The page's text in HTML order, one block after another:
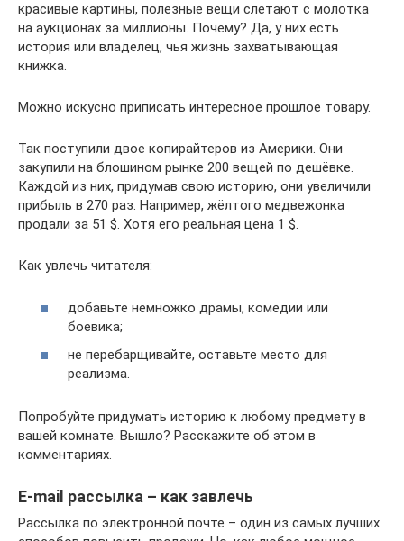
красивые картины, полезные вещи слетают с молотка
на аукционах за миллионы. Почему? Да, у них есть
история или владелец, чья жизнь захватывающая
книжка.
Можно искусно приписать интересное прошлое товару.
Так поступили двое копирайтеров из Америки. Они
закупили на блошином рынке 200 вещей по дешёвке.
Каждой из них, придумав свою историю, они увеличили
прибыль в 270 раз. Например, жёлтого медвежонка
продали за 51 $. Хотя его реальная цена 1 $.
Как увлечь читателя:
добавьте немножко драмы, комедии или
боевика;
не перебарщивайте, оставьте место для
реализма.
Попробуйте придумать историю к любому предмету в
вашей комнате. Вышло? Расскажите об этом в
комментариях.
E-mail рассылка – как завлечь
Рассылка по электронной почте – один из самых лучших